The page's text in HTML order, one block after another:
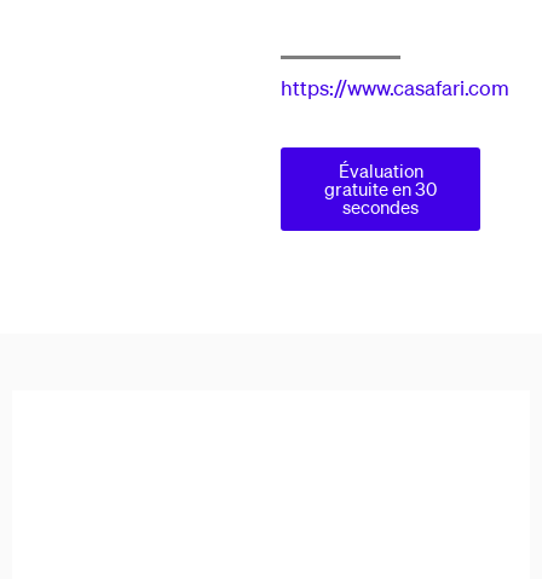
https://www.casafari.com
Évaluation
gratuite en 30
secondes